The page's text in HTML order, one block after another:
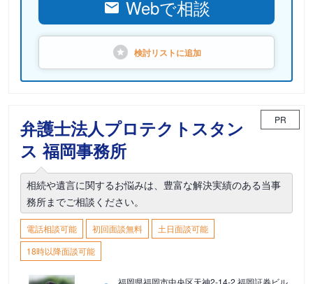
Webで相談
検討リストに追加
弁護士法人プロテクトスタン
ス 福岡事務所
PR
相続や遺言に関するお悩みは、豊富な解決実績のある当事
務所までご相談ください。
電話相談可能 初回面談無料
土日面談可能
18時以降面談可能
福岡県福岡市中央区天神2-14-2 福岡証券ビル